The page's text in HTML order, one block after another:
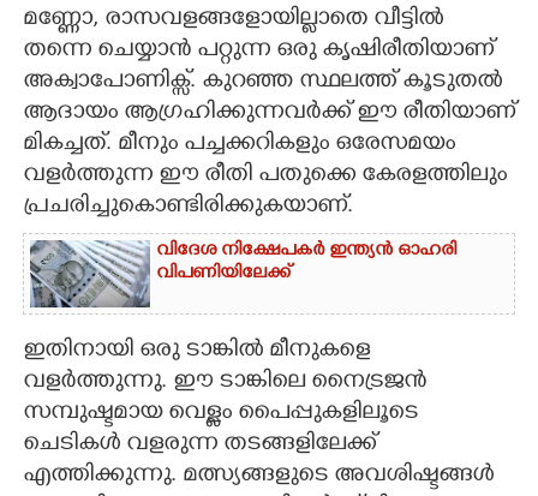
CARTOONS
LITERATURE
ZOOM
CONTACT US
മണ്ണോ, രാസവളങ്ങളോയില്ലാതെ വീട്ടിൽ
തന്നെ ചെയ്യാൻ പറ്റുന്ന ഒരു കൃഷിരീതിയാണ്
അക്വാപോണിക്സ്. കുറഞ്ഞ സ്ഥലത്ത് കൂടുതൽ
ആദായം ആഗ്രഹിക്കുന്നവർക്ക് ഈ രീതിയാണ്
മികച്ചത്. മീനും പച്ചക്കറികളും ഒരേസമയം
വളർത്തുന്ന ഈ രീതി പതുക്കെ കേരളത്തിലും
പ്രചരിച്ചുകൊണ്ടിരിക്കുകയാണ്.
വിദേശ നിക്ഷേപകർ ഇന്ത്യൻ ഓഹരി
വിപണിയിലേക്ക്
ഇതിനായി ഒരു ടാങ്കിൽ മീനുകളെ
വളർത്തുന്നു. ഈ ടാങ്കിലെ നെെട്രജൻ
സമ്പുഷ്ടമായ വെള്ളം പെെപ്പുകളിലൂടെ
ചെടികൾ വളരുന്ന തടങ്ങളിലേക്ക്
എത്തിക്കുന്നു. മത്സ്യങ്ങളുടെ അവശിഷ്ടങ്ങൾ